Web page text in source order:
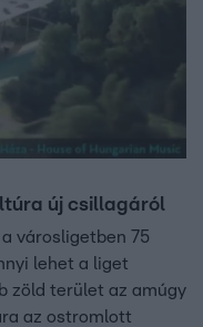
új csillagáról
városligetben 75
lehet a liget
zöld terület az amúgy
az ostromlott